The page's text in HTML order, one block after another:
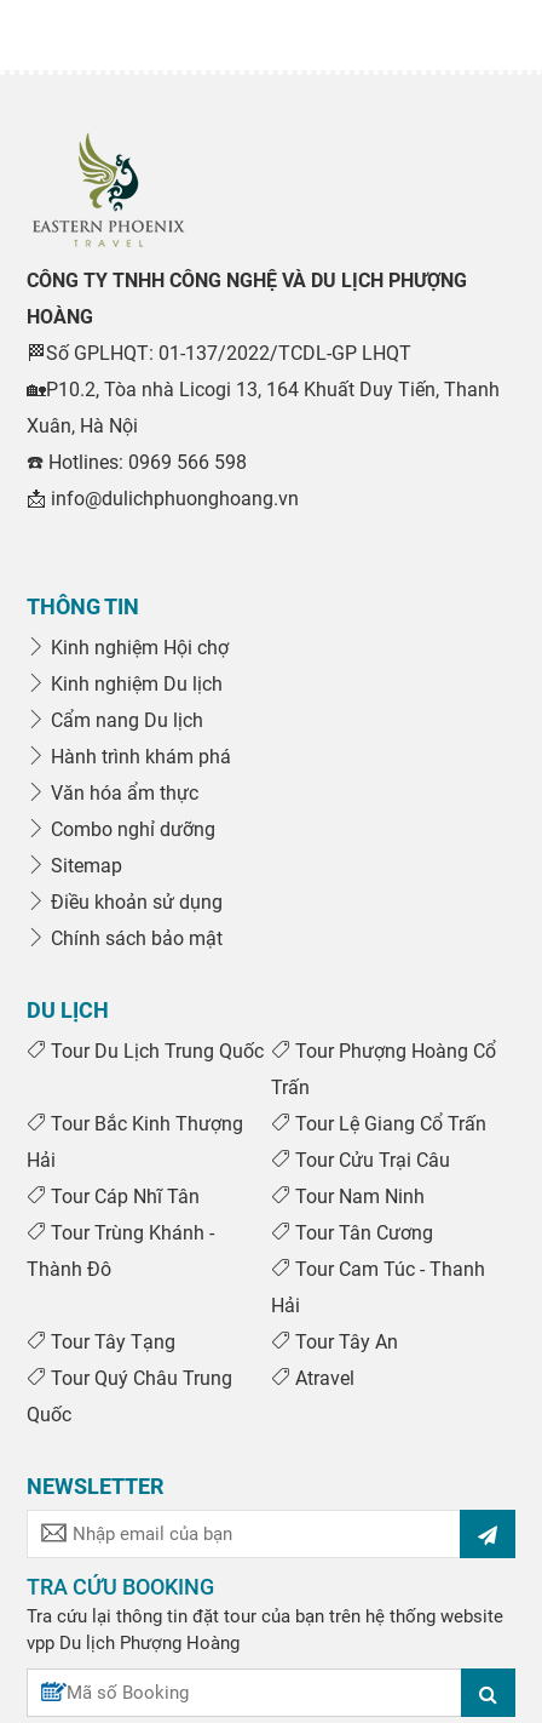
CÔNG TY TNHH CÔNG NGHỆ VÀ DU LỊCH PHƯỢNG
HOÀNG
🏁Số GPLHQT: 01-137/2022/TCDL-GP LHQT
🏡P10.2, Tòa nhà Licogi 13, 164 Khuất Duy Tiến, Thanh
Xuân, Hà Nội
☎️ Hotlines: 0969 566 598
📩 info@dulichphuonghoang.vn
THÔNG TIN
Kinh nghiệm Hội chợ
Kinh nghiệm Du lịch
Cẩm nang Du lịch
Hành trình khám phá
Văn hóa ẩm thực
Combo nghỉ dưỡng
Sitemap
Điều khoản sử dụng
Chính sách bảo mật
DU LỊCH
Tour Du Lịch Trung Quốc
Tour Phượng Hoàng Cổ
Trấn
Tour Bắc Kinh Thượng
Hải
Tour Lệ Giang Cổ Trấn
Tour Cửu Trại Câu
Tour Cáp Nhĩ Tân
Tour Nam Ninh
Tour Trùng Khánh -
Thành Đô
Tour Tân Cương
Tour Cam Túc - Thanh
Hải
Tour Tây Tạng
Tour Tây An
Tour Quý Châu Trung
Quốc
Atravel
NEWSLETTER
TRA CỨU BOOKING
Tra cứu lại thông tin đặt tour của bạn trên hệ thống website
vpp Du lịch Phượng Hoàng